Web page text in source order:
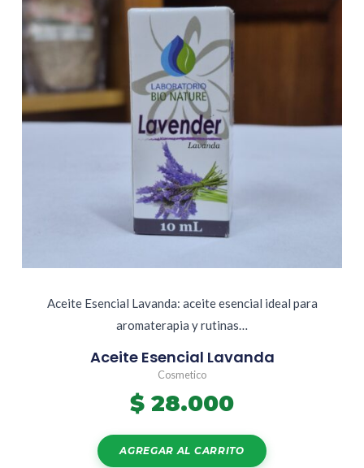
Aceite Esencial Lavanda: aceite esencial ideal para
aromaterapia y rutinas…
Aceite Esencial Lavanda
Cosmetico
$ 28.000
AGREGAR AL CARRITO